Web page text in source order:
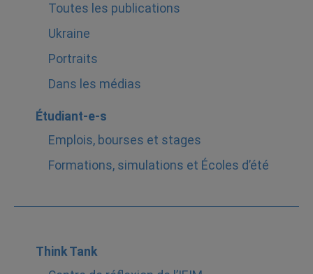
Toutes les publications
Ukraine
Portraits
Dans les médias
Étudiant-e-s
Emplois, bourses et stages
Formations, simulations et Écoles d’été
Think Tank